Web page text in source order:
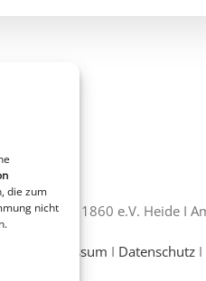
die zum
nicht
MTV von 1860 e.V. Heide I
Impressum I Datenschutz I